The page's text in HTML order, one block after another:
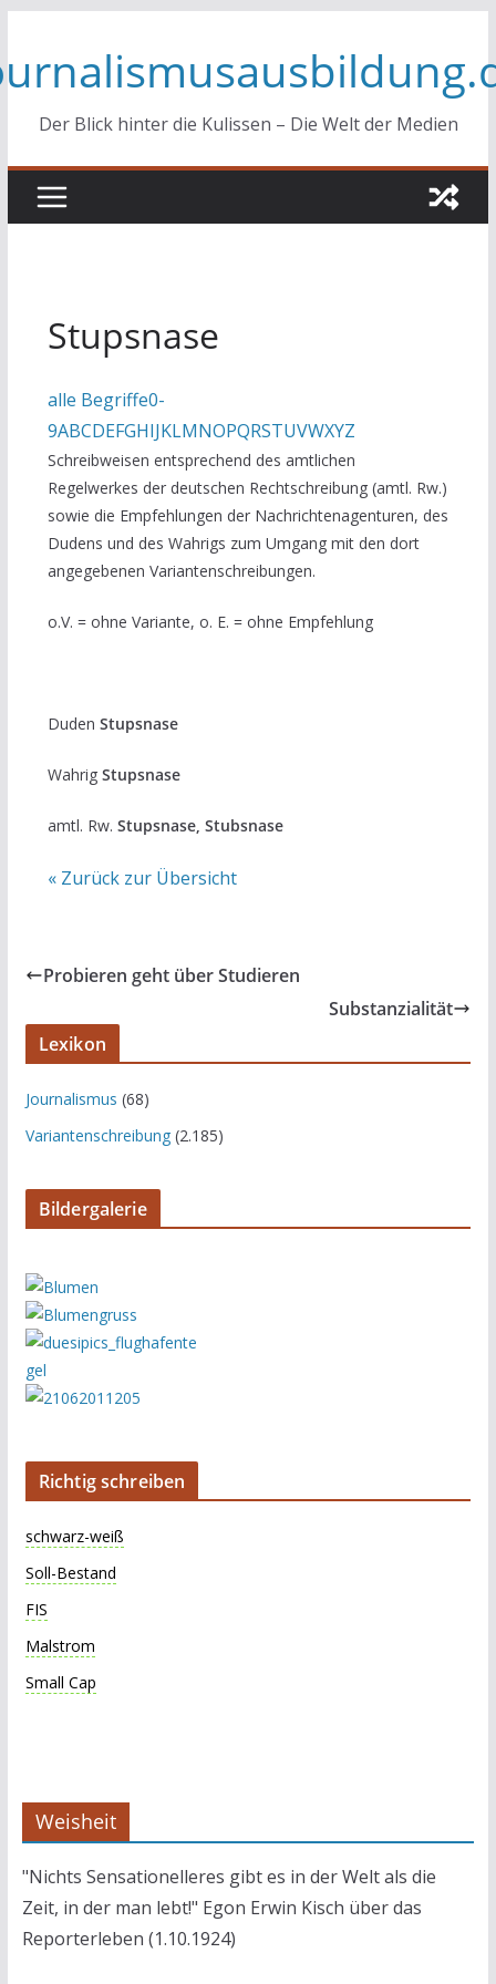
springen
Der Blick hinter die Kulissen – Die Welt der Medien
Stupsnase
alle Begriffe0-
9ABCDEFGHIJKLMNOPQRSTUVWXYZ
Schreibweisen entsprechend des amtlichen
Regelwerkes der deutschen Rechtschreibung (amtl. Rw.)
sowie die Empfehlungen der Nachrichtenagenturen, des
Dudens und des Wahrigs zum Umgang mit den dort
angegebenen Variantenschreibungen.
o.V. = ohne Variante, o. E. = ohne Empfehlung
Duden Stupsnase
Wahrig Stupsnase
amtl. Rw. Stupsnase, Stubsnase
« Zurück zur Übersicht
Probieren geht über Studieren
Substanzialität
Lexikon
Journalismus (68)
Variantenschreibung(2.185)
Bildergalerie
Richtig schreiben
schwarz-weiß
Soll-Bestand
FIS
Malstrom
Small Cap
Weisheit
"Nichts Sensationelleres gibt es in der Welt als die
Zeit, in der man lebt!" Egon Erwin Kisch über das
Reporterleben (1.10.1924)